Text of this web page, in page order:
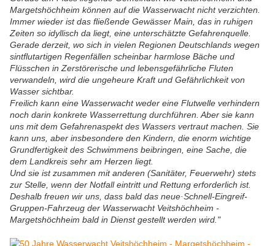
Margetshöchheim können auf die Wasserwacht nicht verzichten.
Immer wieder ist das fließende Gewässer Main, das in ruhigen
Zeiten so idyllisch da liegt, eine unterschätzte Gefahrenquelle.
Gerade derzeit, wo sich in vielen Regionen Deutschlands wegen
sintflutartigen Regenfällen scheinbar harmlose Bäche und
Flüsschen in Zerstörerische und lebensgefährliche Fluten
verwandeln, wird die ungeheure Kraft und Gefährlichkeit von
Wasser sichtbar.
Freilich kann eine Wasserwacht weder eine Flutwelle verhindern
noch darin konkrete Wasserrettung durchführen. Aber sie kann
uns mit dem Gefahrenaspekt des Wassers vertraut machen. Sie
kann uns, aber insbesondere den Kindern, die enorm wichtige
Grundfertigkeit des Schwimmens beibringen, eine Sache, die
dem Landkreis sehr am Herzen liegt.
Und sie ist zusammen mit anderen (Sanitäter, Feuerwehr) stets
zur Stelle, wenn der Notfall eintritt und Rettung erforderlich ist.
Deshalb freuen wir uns, dass bald das neue·Schnell-Eingreif-
Gruppen-Fahrzeug der Wasserwacht Veitshöchheim -
Margetshöchheim bald in Dienst gestellt werden wird."